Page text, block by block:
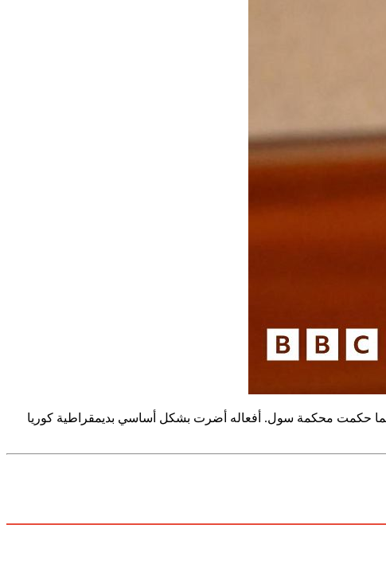
الدستور من خلال نشر القوات العسكرية لإغلاق الجمعية الوطنية وطلب اعتقال السياسيين في 3 ديسمبر 2024، حسبما حكمت محكمة سول. أفعاله أضرت بشكل أساسي بديمقراطية كوريا